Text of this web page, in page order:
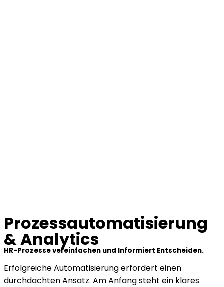
Prozessautomatisierung
& Analytics
HR-Prozesse vereinfachen und Informiert Entscheiden.
Erfolgreiche Automatisierung erfordert einen
durchdachten Ansatz. Am Anfang steht ein klares